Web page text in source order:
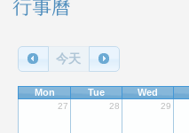
右邊區域內容
行事曆
今天
Mon Tue Wed
27 28 29